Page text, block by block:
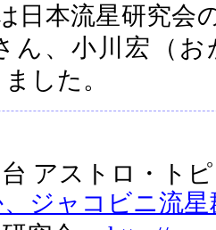
日本流星研究会
ん、小川宏（
した。
アストロ・ト
ジャコビニ流星